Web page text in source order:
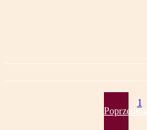
Poprzednia
1